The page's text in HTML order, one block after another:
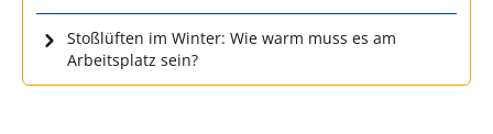
Stoßlüften im Winter: Wie warm muss es am
Arbeitsplatz sein?